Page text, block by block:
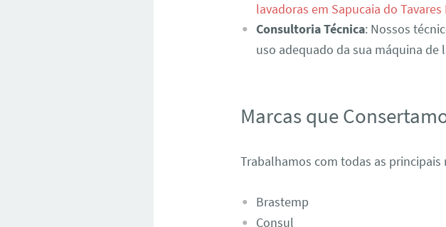
lavadoras em Sapucaia do Tavares
Consultoria Técnica: Nossos
uso adequado da sua máquina
Marcas que
Trabalhamos com todas as
Brastemp
Consul